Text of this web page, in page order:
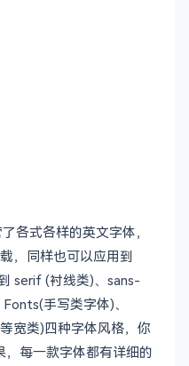
各式各样的英文字体，
，同样也可以应用到
serif (衬线类)、sans-
手写类字体)、
宽类)四种字体风格，你
每一款字体都有详细的